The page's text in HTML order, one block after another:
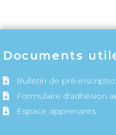
Documents
Bulletin de pré-
Formulaire d'adhésion
Espace apprenants